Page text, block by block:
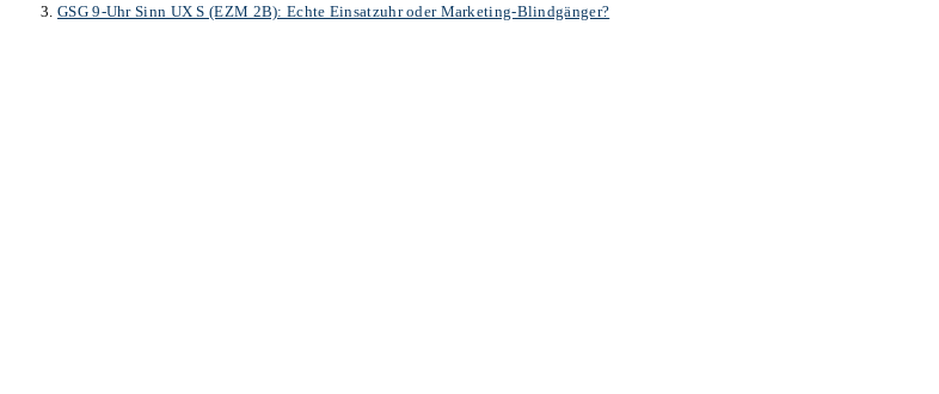
GSG 9-Uhr Sinn UX S (EZM 2B): Echte Einsatzuhr oder Marketing-Blindgänger?